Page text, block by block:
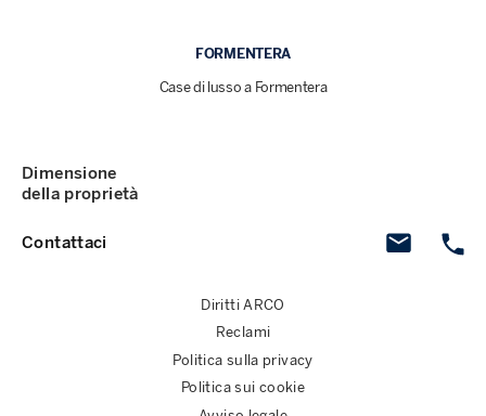
FORMENTERA
Case di lusso a Formentera
Contattaci
Dimensione
della proprietà
Diritti ARCO
Reclami
Politica sulla privacy
Politica sui cookie